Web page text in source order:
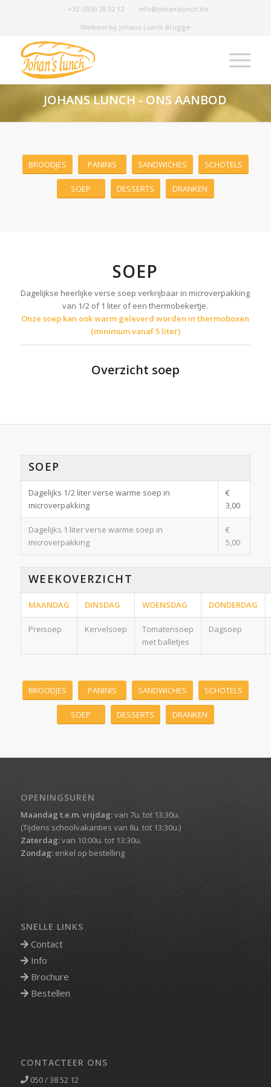
+32 (0)50 38 52 12
info@johanslunch.be
Welkom bij Johans Lunch Brugge
JOHANS LUNCH - ONS AANBOD
BROODJES PANINIS SANDWICHES SCHOTELS
SOEP DESSERTS DRANKEN
SOEP
Dagelijkse heerlijke verse soep verkrijbaar in microverpakking
van 1/2 of 1 liter of een thermobekertje.
Onze soep kan ook warm geleverd worden in thermoboxen
(minimum vanaf 5 liter)
Overzicht soep
SOEP
Dagelijks 1/2 liter verse warme soep in
microverpakking
€
3,00
Dagelijks 1 liter verse warme soep in
microverpakking
€
5,00
WEEKOVERZICHT
MAANDAG DINSDAG WOENSDAG DONDERDAG
Preisoep Kervelsoep
Tomatensoep
met balletjes
Dagsoep
BROODJES PANINIS SANDWICHES SCHOTELS
SOEP DESSERTS DRANKEN
OPENINGSUREN
Maandag t.e.m. vrijdag:van 7u. tot 13:30u.
(Tijdens schoolvakanties van 8u. tot 13:30u.)
Zaterdag:van 10:00u. tot 13:30u.
Zondag:enkel op bestelling
SNELLE LINKS
Contact
Info
Brochure
Bestellen
CONTACTEER ONS
050 / 38 52 12